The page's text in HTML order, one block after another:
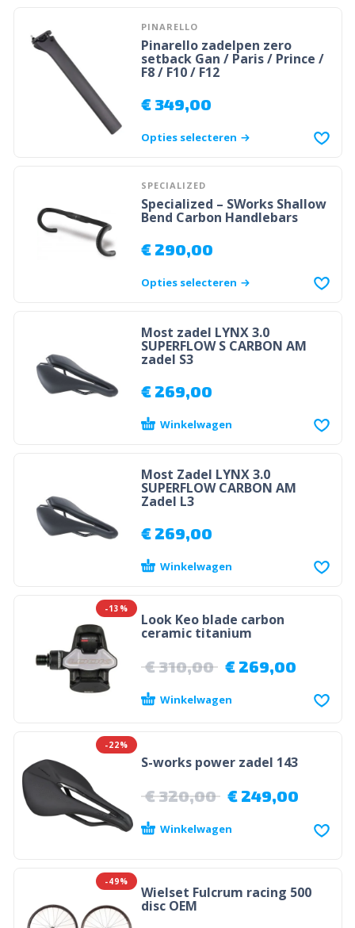
PINARELLO
Pinarello zadelpen zero
setback Gan / Paris / Prince /
F8 / F10 / F12
€349,00
Opties selecteren
SPECIALIZED
Specialized – SWorks Shallow
Bend Carbon Handlebars
€290,00
Opties selecteren
Most zadel LYNX 3.0
SUPERFLOW S CARBON AM
zadel S3
€269,00
Winkelwagen
Most Zadel LYNX 3.0
SUPERFLOW CARBON AM
Zadel L3
€269,00
Winkelwagen
-13%
Look Keo blade carbon
ceramic titanium
€310,00 €269,00
Winkelwagen
-22%
S-works power zadel 143
€320,00 €249,00
Winkelwagen
-49%
Wielset Fulcrum racing 500
disc OEM